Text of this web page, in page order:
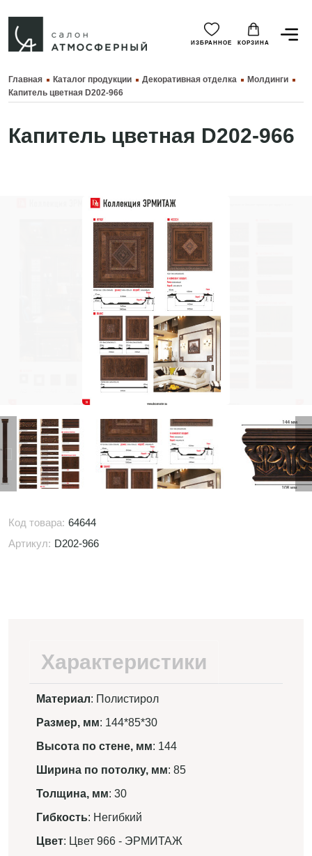
ИЗБРАННОЕ КОРЗИНА
Главная Каталог продукции Декоративная отделка
Молдинги
Капитель цветная D202-966
Капитель цветная D202-966
Код товара: 64644
Артикул: D202-966
Характеристики
Материал: Полистирол
Размер, мм: 144*85*30
Высота по стене, мм: 144
Ширина по потолку, мм: 85
Толщина, мм: 30
Гибкость: Негибкий
Цвет: Цвет 966 - ЭРМИТАЖ